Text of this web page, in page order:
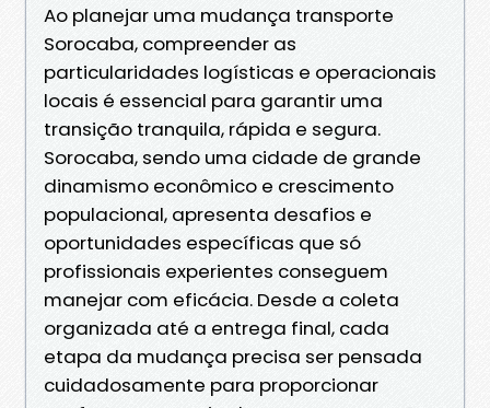
Ao planejar uma mudança transporte
Sorocaba, compreender as
particularidades logísticas e operacionais
locais é essencial para garantir uma
transição tranquila, rápida e segura.
Sorocaba, sendo uma cidade de grande
dinamismo econômico e crescimento
populacional, apresenta desafios e
oportunidades específicas que só
profissionais experientes conseguem
manejar com eficácia. Desde a coleta
organizada até a entrega final, cada
etapa da mudança precisa ser pensada
cuidadosamente para proporcionar